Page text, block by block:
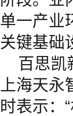
单一产业
关键基础
百思凯
上海天
时表示：